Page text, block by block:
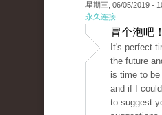
星期三, 06/05/2019 -
永久连接
冒个泡吧
It's perfect
the future
is time to
and if I
to suggest